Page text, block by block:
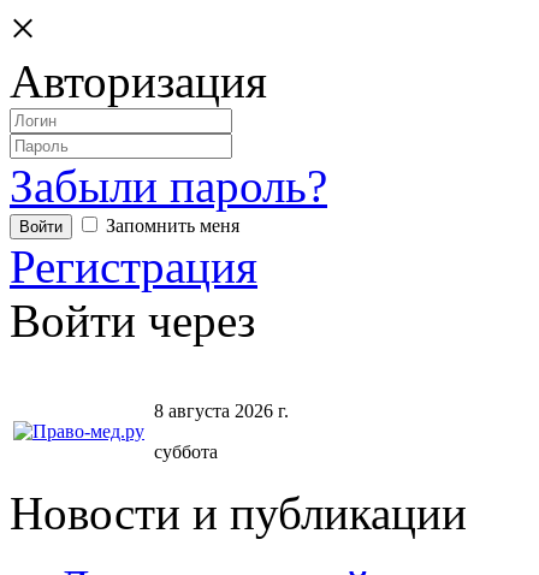
×
Авторизация
Забыли пароль?
Запомнить меня
Регистрация
Войти через
8 августа 2026 г.
суббота
Новости и публикации